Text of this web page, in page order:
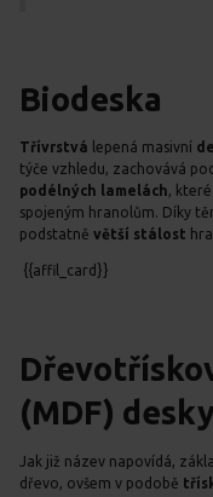
Biodeska
Třívrstvá lepená masivní
týče vzhledu, zachovává
podélných lamelách,
spojeným hranolům. Díky
podstatně větší stálost
{{affil_card}}
(MDF) desky
Jak již název napovídá,
dřevo, ovšem v podobě